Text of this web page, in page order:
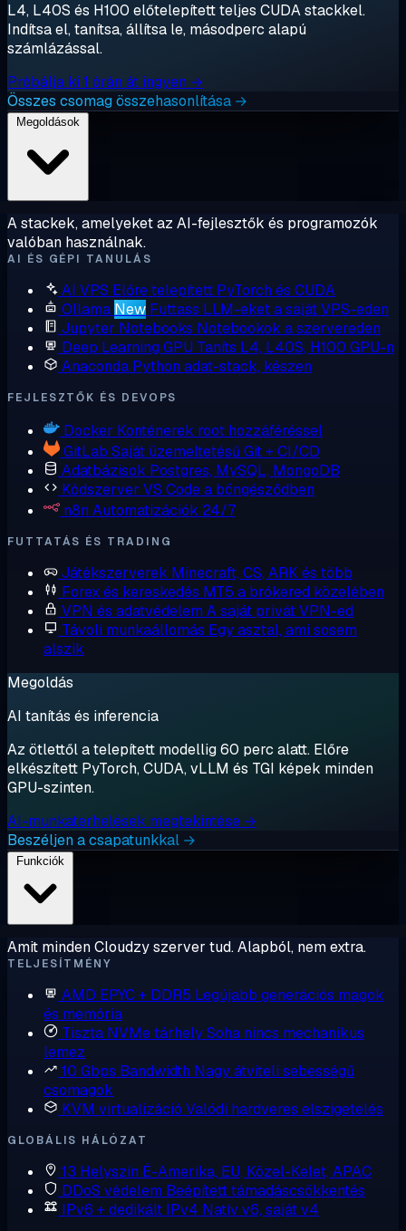
L4, L40S és H100 előtelepített teljes CUDA stackkel.
Indítsa el, tanítsa, állítsa le, másodperc alapú
számlázással.
Próbálja ki 1 órán át ingyen →
Összes csomag összehasonlítása →
A stackek, amelyeket az AI-fejlesztők és programozók
valóban használnak.
AI ÉS GÉPI TANULÁS
AI VPS Előre telepített PyTorch és CUDA
Ollama New Futtass LLM-eket a saját VPS-eden
Jupyter Notebooks Notebookok a szervereden
Deep Learning GPU Taníts L4, L40S, H100 GPU-n
Anaconda Python adat-stack, készen
FEJLESZTŐK ÉS DEVOPS
Docker Konténerek root hozzáféréssel
GitLab Saját üzemeltetésű Git + CI/CD
Adatbázisok Postgres, MySQL, MongoDB
Kódszerver VS Code a böngésződben
n8n Automatizációk 24/7
FUTTATÁS ÉS TRADING
Játékszerverek Minecraft, CS, ARK és több
Forex és kereskedés MT5 a brókered közelében
VPN és adatvédelem A saját privát VPN-ed
Távoli munkaállomás Egy asztal, ami sosem
alszik
Megoldás
AI tanítás és inferencia
Az ötlettől a telepített modellig 60 perc alatt. Előre
elkészített PyTorch, CUDA, vLLM és TGI képek minden
GPU-szinten.
AI-munkaterhelések megtekintése →
Beszéljen a csapatunkkal →
Amit minden Cloudzy szerver tud. Alapból, nem extra.
TELJESÍTMÉNY
AMD EPYC + DDR5 Legújabb generációs magok
és memória
Tiszta NVMe tárhelySoha nincs mechanikus
lemez
10 Gbps Bandwidth Nagy átviteli sebességű
csomagok
KVM virtualizáció Valódi hardveres elszigetelés
GLOBÁLIS HÁLÓZAT
13 Helyszín É-Amerika, EU, Közel-Kelet, APAC
DDoS védelem Beépített támadáscsökkentés
IPv6 + dedikált IPv4 Natív v6, saját v4